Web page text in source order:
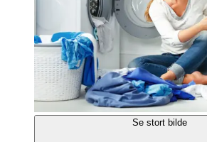
Se stort bilde